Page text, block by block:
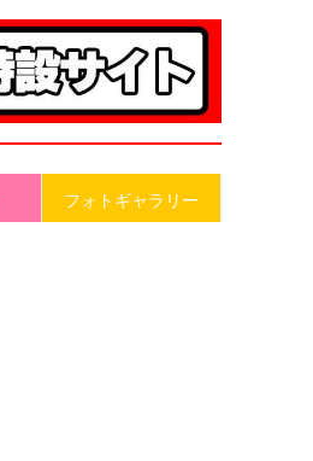
フォトギャラリー